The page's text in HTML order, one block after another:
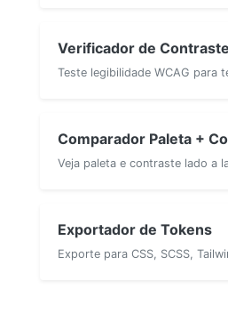
Verificador de Contraste
Teste legibilidade WCAG para
Comparador Paleta +
Veja paleta e contraste lado a
Exportador de Tokens
Exporte para CSS, SCSS,